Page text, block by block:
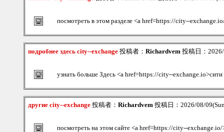
посмотреть в этом разделе <a href=https://city--
подробнее здесь city--exchange 投稿者： Richardvem 投稿日：
узнать больше Здесь <a href=https://city--
другие city--exchange 投稿者： Richardvem 投稿日：2026/08/
посмотреть на этом сайте <a href=https://city--